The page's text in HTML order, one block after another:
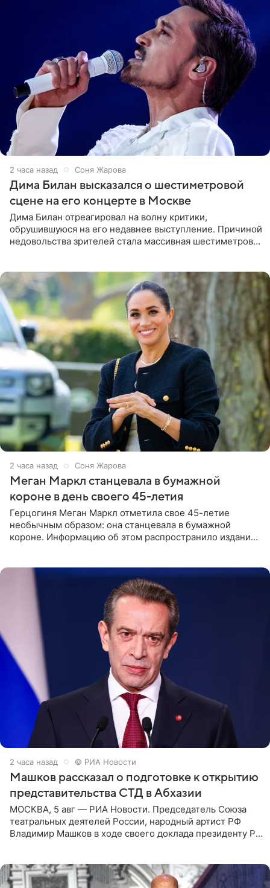
2 часа назад Соня Жарова
Дима Билан высказался о шестиметровой
сцене на его концерте в Москве
Дима Билан отреагировал на волну критики,
обрушившуюся на его недавнее выступление. Причиной
недовольства зрителей стала массивная шестиметровая
2 часа назад Соня Жарова
Меган Маркл станцевала в бумажной
короне в день своего 45-летия
Герцогиня Меган Маркл отметила свое 45-летие
необычным образом: она станцевала в бумажной
короне. Информацию об этом распространило издание
2 часа назад © РИА Новости
Машков рассказал о подготовке к открытию
представительства СТД в Абхазии
МОСКВА, 5 авг — РИА Новости. Председатель Союза
театральных деятелей России, народный артист РФ
Владимир Машков в ходе своего доклада президенту РФ